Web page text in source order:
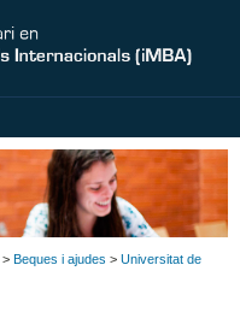
> Beques i ajudes > Universitat de